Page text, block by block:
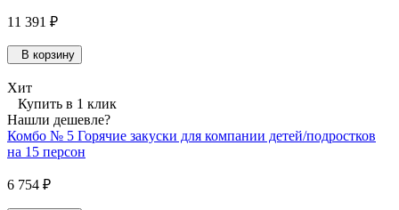
11 391 ₽
В корзину
Хит
Купить в 1 клик
Нашли дешевле?
Комбо № 5 Горячие закуски для компании детей/подростков
на 15 персон
6 754 ₽